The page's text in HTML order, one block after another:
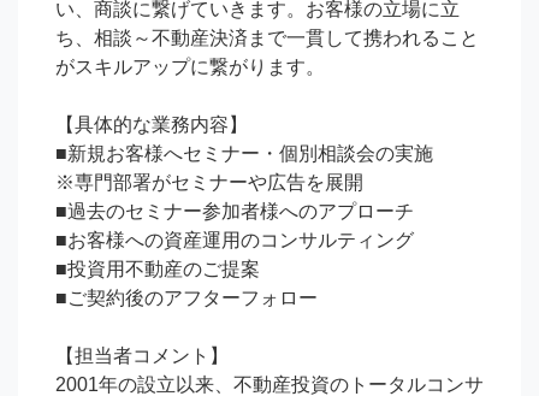
い、商談に繋げていきます。お客様の立場に立
ち、相談～不動産決済まで一貫して携われること
がスキルアップに繋がります。
【具体的な業務内容】
■新規お客様へセミナー・個別相談会の実施
※専門部署がセミナーや広告を展開
■過去のセミナー参加者様へのアプローチ
■お客様への資産運用のコンサルティング
■投資用不動産のご提案
■ご契約後のアフターフォロー
【担当者コメント】
2001年の設立以来、不動産投資のトータルコンサ